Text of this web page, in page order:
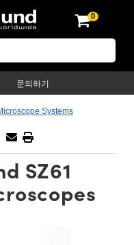
0
문의하기
Systems
SZ61